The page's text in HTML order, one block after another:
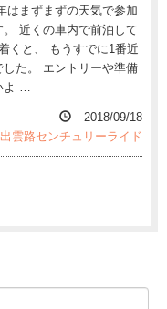
はまずまずの天気で参加
近くの車内で前泊して
くと、 もうすでに1番近
した。 エントリーや準備
よ …
2018/09/18
出雲路センチュリーライド